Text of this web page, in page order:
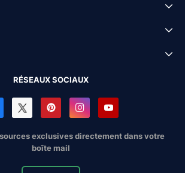
RÉSEAUX SOCIAUX
exclusives directement dans votre
boîte mail